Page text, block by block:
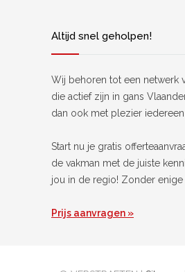
Altijd snel geholpen!
Wij behoren tot een netwerk
die actief zijn in gans
dan ook met plezier
Start nu je gratis
de vakman met de juiste
jou in de regio! Zonder enige
Prijs aanvragen »